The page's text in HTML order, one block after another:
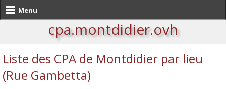
Menu
cpa.montdidier.ovh
Liste des CPA de Montdidier par lieu
(Rue Gambetta)